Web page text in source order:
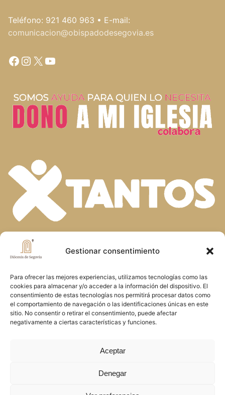
Gestionar consentimiento
Para ofrecer las mejores experiencias, utilizamos tecnologías como las
cookies para almacenar y/o acceder a la información del dispositivo. El
consentimiento de estas tecnologías nos permitirá procesar datos como
el comportamiento de navegación o las identificaciones únicas en este
sitio. No consentir o retirar el consentimiento, puede afectar
negativamente a ciertas características y funciones.
Aceptar
Denegar
Teléfono: 921 460 963 • E-mail:
comunicacion@obispadodesegovia.es
Facebook
Instagram
X YouTube
En la diversidad de dones que el Espíritu
la riqueza de nuestra fe. Unidos en la
oración y el servicio, construimos juntos
el Reino de Dios en Segovia, reflejando
el amor y la misericordia de Cristo
Copyright © 2026 Diócesis de Segovia